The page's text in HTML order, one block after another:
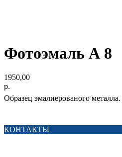
Фотоэмаль А 8
1950,00
р.
Образец эмалиерованого
КОНТАКТЫ